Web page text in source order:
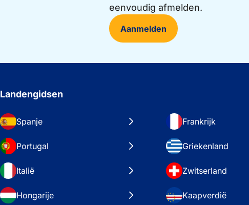
eenvoudig afmelden.
Aanmelden
Landengidsen
Spanje Frankrijk
Portugal Griekenland
Italië Zwitserland
Hongarije Kaapverdië